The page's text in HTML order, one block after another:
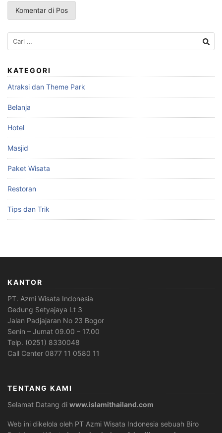
Cari
untuk:
KATEGORI
Atraksi dan Theme Park
Belanja
Hotel
Masjid
Paket Wisata
Restoran
Tips dan Trik
KANTOR
PT. Azmi Wisata Indonesia
Gedung Setyajaya Lt 3
Jalan Padjajaran No 23 Bogor
Senin – Jumat 09.00 – 17.00
Telp. (0251) 8330048
Call Center 0877 11 0580 11
TENTANG KAMI
Selamat Datang di www.islamithailand.com
Web ini dikelola oleh PT Azmi Wisata Indonesia sebuah Biro